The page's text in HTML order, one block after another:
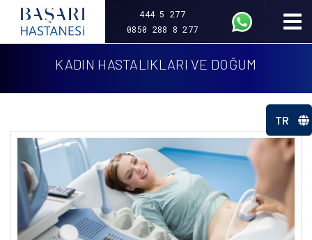
444 5 277
0850 288 8 277
TR
KADIN HASTALIKLARI VE DOĞUM